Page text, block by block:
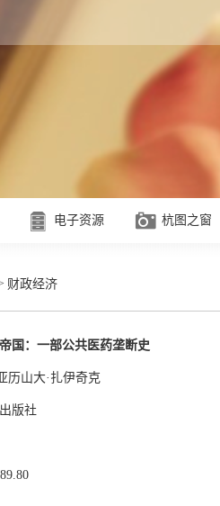
电子资源 杭图之窗
财政经济
国：一部公共医药垄断史
历山大·扎伊奇克
版社